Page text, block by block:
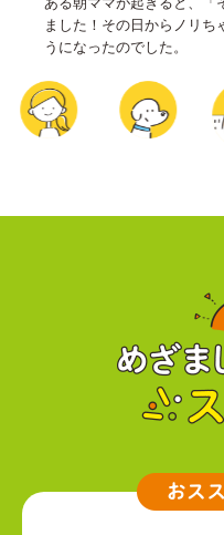
ました！その日からノリち
うになったのでした。